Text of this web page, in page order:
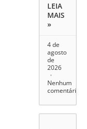
LEIA
MAIS
»
4 de
agosto
de
2026
Nenhum
comentário